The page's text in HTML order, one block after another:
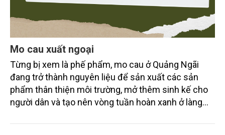
Mo cau xuất ngoại
Từng bị xem là phế phẩm, mo cau ở Quảng Ngãi
đang trở thành nguyên liệu để sản xuất các sản
phẩm thân thiện môi trường, mở thêm sinh kế cho
người dân và tạo nên vòng tuần hoàn xanh ở làng
chén, dĩa... từ mo cau đã được thị trường trong nước